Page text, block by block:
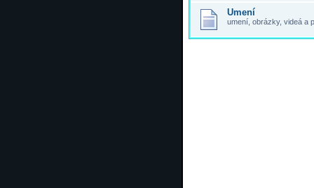
Umení
umení, obrázky, videá a